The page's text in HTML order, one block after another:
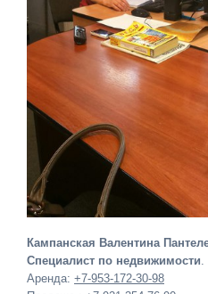
Кампанская Валентина
Специалист по недвижимости
Аренда: +7-953-172-30-98